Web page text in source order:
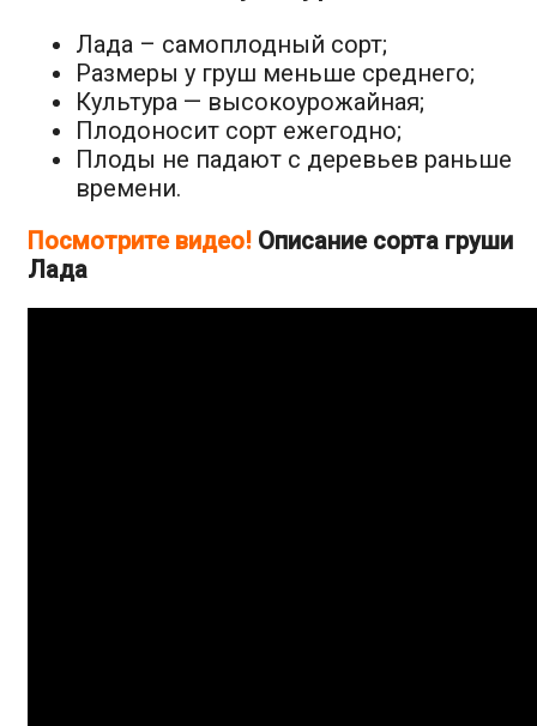
Лада – самоплодный сорт;
Размеры у груш меньше среднего;
Культура — высокоурожайная;
Плодоносит сорт ежегодно;
Плоды не падают с деревьев раньше
времени.
Посмотрите видео! Описание сорта груши
Лада